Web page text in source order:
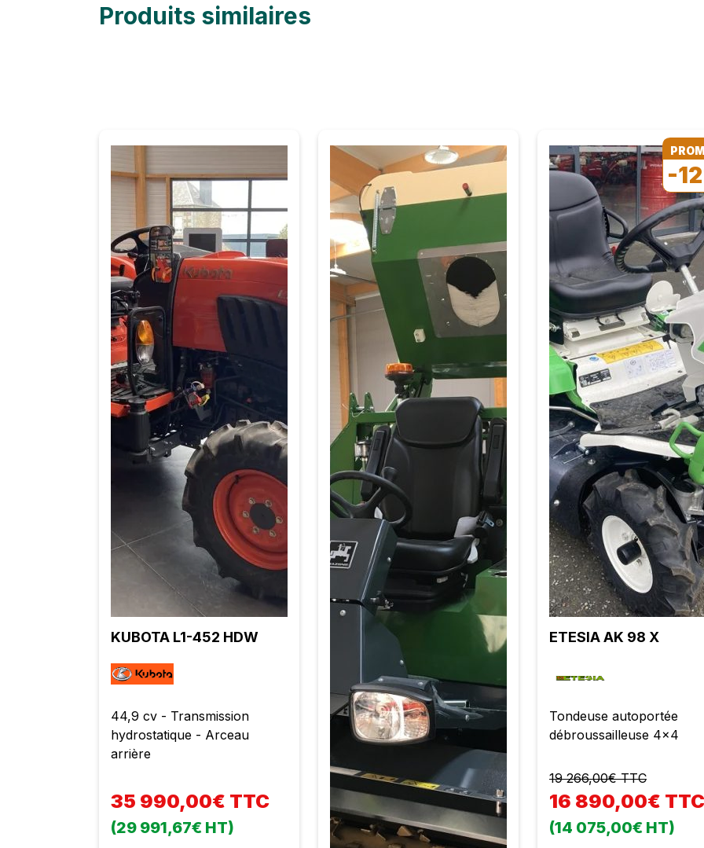
Produits similaires
KUBOTA L1-452 HDW
44,9 cv - Transmission
hydrostatique - Arceau
arrière
35 990,00€ TTC
(29 991,67€ HT)
-
ETESIA AK 98 X
Tondeuse autoportée
débroussailleuse 4x4
19 266,00€ TTC
16 890,00€ TTC
(14 075,00€ HT)